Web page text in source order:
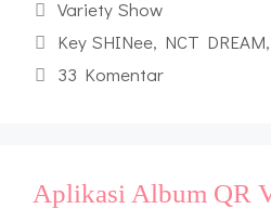
Kategori
Variety Show
Tag
Key SHINee, NCT DREAM,
33 Komentar
Aplikasi Album QR